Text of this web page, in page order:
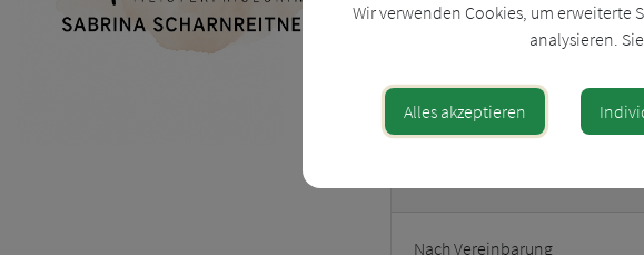
0660 / 4745722
Nach Vereinbarung
Wir verwenden Cookies, um erweiterte
analysieren.
Alles akzeptieren